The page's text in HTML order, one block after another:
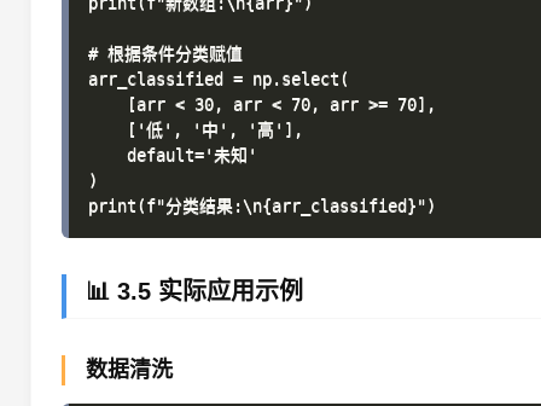
# 根据条件分类赋值
arr_classified = np.select(
    [arr < 30, arr < 70, arr >= 70],
    ['低', '中', '高'],
    default='未知'
)
📊 3.5 实际应用示例
数据清洗